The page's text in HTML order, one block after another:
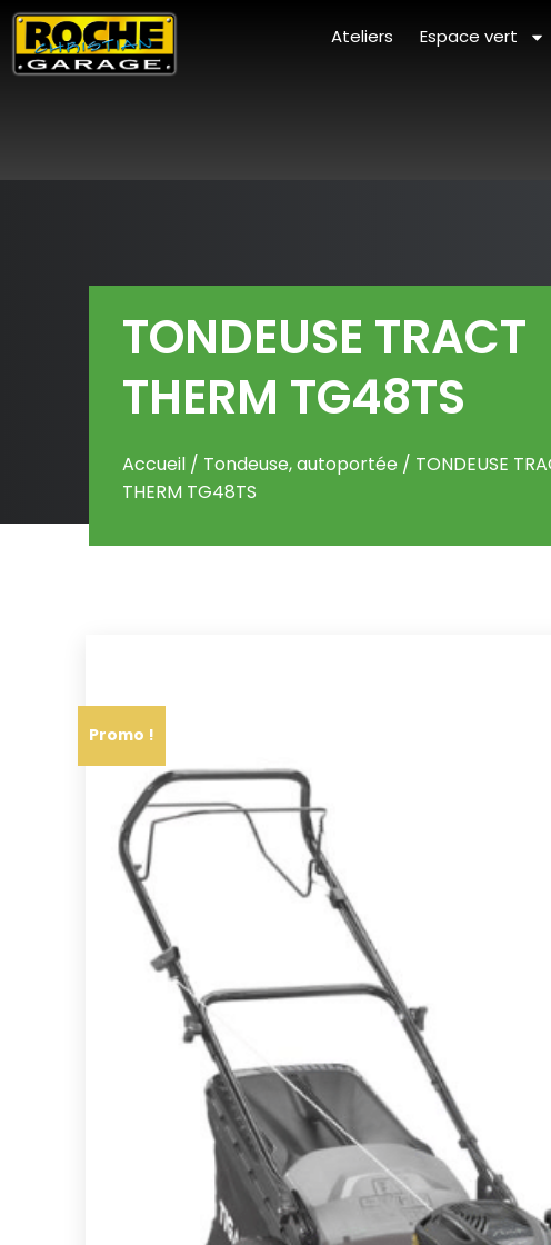
Ateliers Espace vert
TONDEUSE TRACT
THERM TG48TS
Accueil / Tondeuse, autoportée / TONDEUSE
THERM TG48TS
Promo !